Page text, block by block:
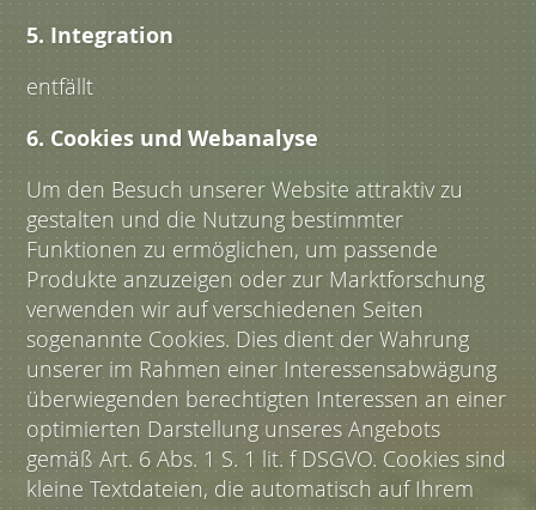
5. Integration
entfällt
6. Cookies und Webanalyse
Um den Besuch unserer Website attraktiv zu
gestalten und die Nutzung bestimmter
Funktionen zu ermöglichen, um passende
Produkte anzuzeigen oder zur Marktforschung
verwenden wir auf verschiedenen Seiten
sogenannte Cookies. Dies dient der Wahrung
unserer im Rahmen einer Interessensabwägung
überwiegenden berechtigten Interessen an einer
optimierten Darstellung unseres Angebots
gemäß Art. 6 Abs. 1 S. 1 lit. f DSGVO. Cookies sind
kleine Textdateien, die automatisch auf Ihrem